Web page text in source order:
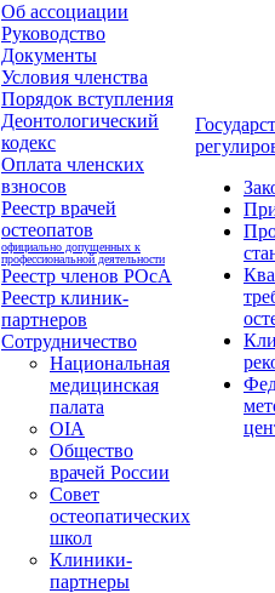
Об ассоциации
Руководство
Документы
Условия членства
Порядок вступления
Деонтологический
кодекс
Оплата членских
взносов
Реестр врачей
остеопатов
официально допущенных к
профессиональной деятельности
Реестр членов РОсА
Реестр клиник-
партнеров
Сотрудничество
Национальная
медицинская
палата
OIA
Общество
врачей России
Совет
остеопатических
школ
Клиники-
партнеры